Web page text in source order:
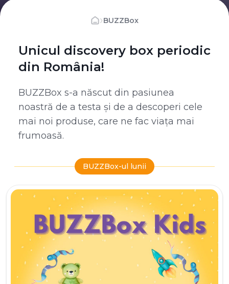
›BUZZBox
Unicul discovery box periodic
din România!
BUZZBox s-a născut din pasiunea
noastră de a testa și de a descoperi cele
mai noi produse, care ne fac viața mai
frumoasă.
BUZZBox-ul lunii